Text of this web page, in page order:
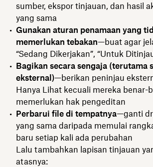
sumber, ekspor tinjauan, dan hasil
yang sama
Gunakan aturan penamaan yang
memerlukan tebakan—buat agar
“Sedang Dikerjakan”, “Untuk
Bagikan secara sengaja (terutama
eksternal)—berikan peninjau
Hanya Lihat kecuali mereka benar-
memerlukan hak pengeditan
Perbarui file di tempatnya—ganti
yang sama daripada memulai
baru setiap kali ada perubahan
Lalu tambahkan lapisan tinjauan
atasnya: